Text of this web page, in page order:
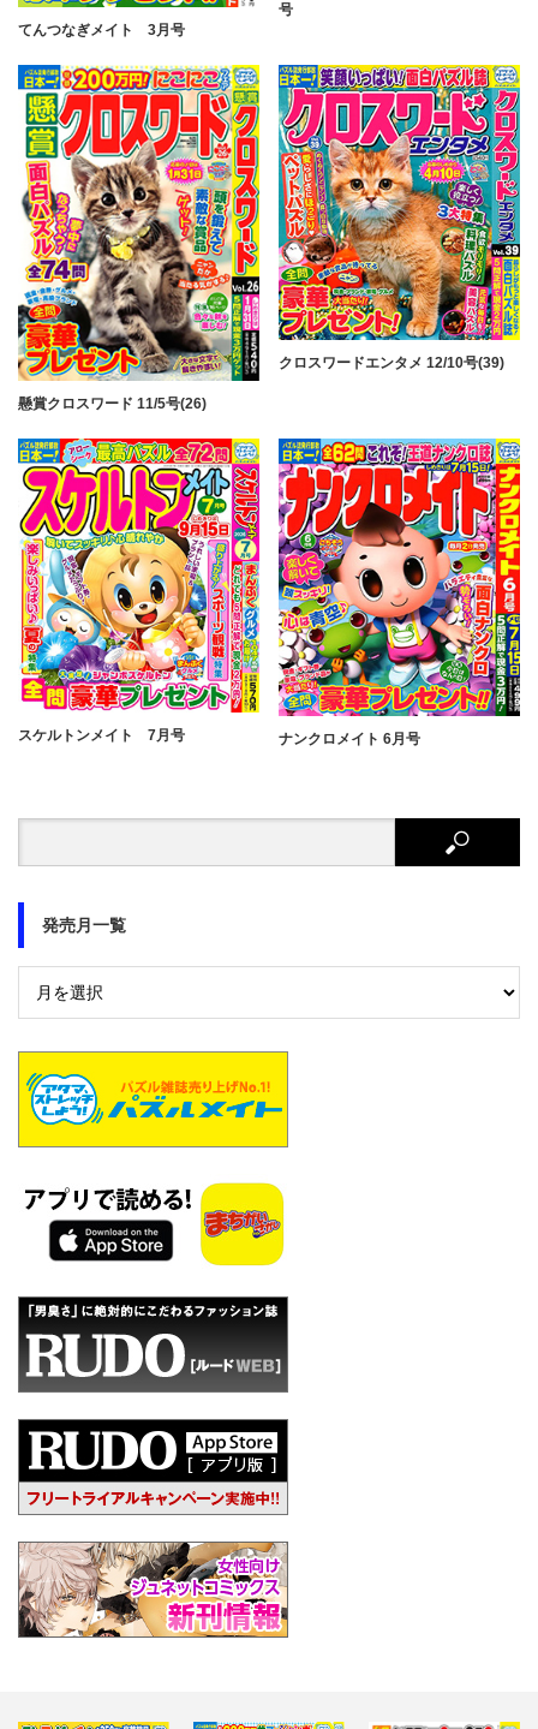
てんつなぎメイト 3月号
号
懸賞クロスワード 11/5号(26)
クロスワードエンタメ 12/10号(39)
スケルトンメイト 7月号 ナンクロメイト 6月号
発売月一覧